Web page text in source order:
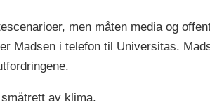
men måten media og
Madsen i telefon til Universitas.
av klima.­